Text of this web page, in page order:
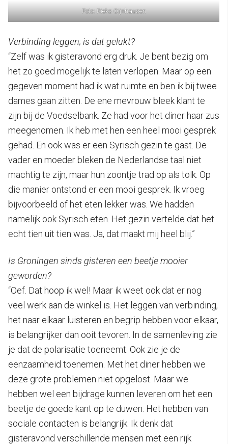
Foto: Rieks Oijnhausen
Verbinding leggen; is dat gelukt?
“Zelf was ik gisteravond erg druk. Je bent bezig om
het zo goed mogelijk te laten verlopen. Maar op een
gegeven moment had ik wat ruimte en ben ik bij twee
dames gaan zitten. De ene mevrouw bleek klant te
zijn bij de Voedselbank. Ze had voor het diner haar zus
meegenomen. Ik heb met hen een heel mooi gesprek
gehad. En ook was er een Syrisch gezin te gast. De
vader en moeder bleken de Nederlandse taal niet
machtig te zijn, maar hun zoontje trad op als tolk. Op
die manier ontstond er een mooi gesprek. Ik vroeg
bijvoorbeeld of het eten lekker was. We hadden
namelijk ook Syrisch eten. Het gezin vertelde dat het
echt tien uit tien was. Ja, dat maakt mij heel blij.”
Is Groningen sinds gisteren een beetje mooier
geworden?
“Oef. Dat hoop ik wel! Maar ik weet ook dat er nog
veel werk aan de winkel is. Het leggen van verbinding,
het naar elkaar luisteren en begrip hebben voor elkaar,
is belangrijker dan ooit tevoren. In de samenleving zie
je dat de polarisatie toeneemt. Ook zie je de
eenzaamheid toenemen. Met het diner hebben we
deze grote problemen niet opgelost. Maar we
hebben wel een bijdrage kunnen leveren om het een
beetje de goede kant op te duwen. Het hebben van
sociale contacten is belangrijk. Ik denk dat
gisteravond verschillende mensen met een rijk